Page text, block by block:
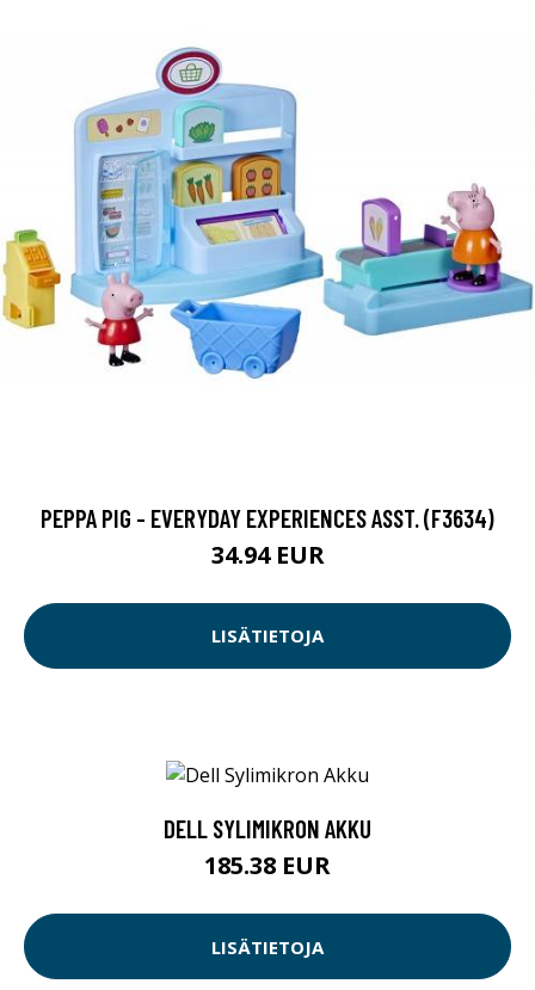
PEPPA PIG - EVERYDAY EXPERIENCES ASST. (F3634)
34.94 EUR
LISÄTIETOJA
DELL SYLIMIKRON AKKU
185.38 EUR
LISÄTIETOJA